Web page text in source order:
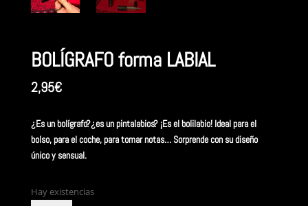
BOLÍGRAFO forma LABIAL
2,95€
¿Es un bolígrafo?¿es un pintalabios? ¡Es el bolilabio! Ideal para el
bolso, para el coche, para tomar notas… Sorprende con su diseño
único y sensual.
Hay existencias